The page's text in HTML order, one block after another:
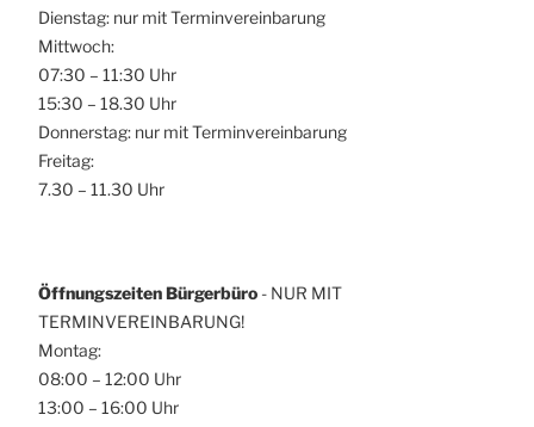
Dienstag: nur mit Terminvereinbarung
Mittwoch:
07:30 – 11:30 Uhr
15:30 – 18.30 Uhr
Donnerstag: nur mit Terminvereinbarung
Freitag:
7.30 – 11.30 Uhr
Öffnungszeiten Bürgerbüro - NUR MIT
TERMINVEREINBARUNG!
Montag:
08:00 – 12:00 Uhr
13:00 – 16:00 Uhr